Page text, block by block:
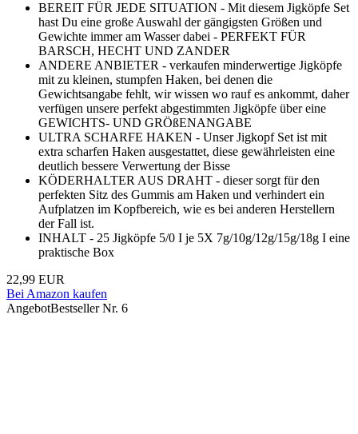
BEREIT FÜR JEDE SITUATION - Mit diesem Jigköpfe Set
hast Du eine große Auswahl der gängigsten Größen und
Gewichte immer am Wasser dabei - PERFEKT FÜR
BARSCH, HECHT UND ZANDER
ANDERE ANBIETER - verkaufen minderwertige Jigköpfe
mit zu kleinen, stumpfen Haken, bei denen die
Gewichtsangabe fehlt, wir wissen wo rauf es ankommt, daher
verfügen unsere perfekt abgestimmten Jigköpfe über eine
GEWICHTS- UND GRÖßENANGABE
ULTRA SCHARFE HAKEN - Unser Jigkopf Set ist mit
extra scharfen Haken ausgestattet, diese gewährleisten eine
deutlich bessere Verwertung der Bisse
KÖDERHALTER AUS DRAHT - dieser sorgt für den
perfekten Sitz des Gummis am Haken und verhindert ein
Aufplatzen im Kopfbereich, wie es bei anderen Herstellern
der Fall ist.
INHALT - 25 Jigköpfe 5/0 I je 5X 7g/10g/12g/15g/18g I eine
praktische Box
22,99 EUR
Bei Amazon kaufen
AngebotBestseller Nr. 6